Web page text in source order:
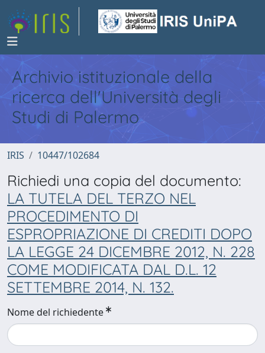
Archivio istituzionale della
ricerca dell'Università degli
Studi di Palermo
IRIS 10447/102684
Richiedi una copia del documento:
LA TUTELA DEL TERZO NEL
PROCEDIMENTO DI
ESPROPRIAZIONE DI CREDITI DOPO
LA LEGGE 24 DICEMBRE 2012, N. 228
COME MODIFICATA DAL D.L. 12
SETTEMBRE 2014, N. 132.
Nome del richiedente